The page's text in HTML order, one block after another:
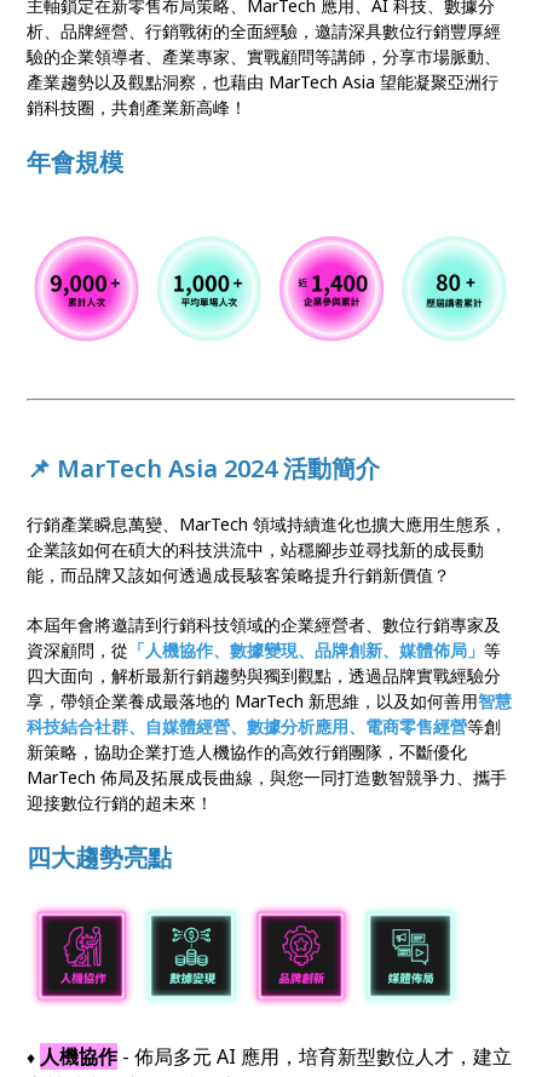
主軸鎖定在新零售布局策略、MarTech 應用、AI 科技、數據分
析、品牌經營、行銷戰術的全面經驗，邀請深具數位行銷豐厚經
驗的企業領導者、產業專家、實戰顧問等講師，分享市場脈動、
產業趨勢以及觀點洞察，也藉由 MarTech Asia 望能凝聚亞洲行
銷科技圈，共創產業新高峰！
年會規模
📌 MarTech Asia 2024 活動簡介
行銷產業瞬息萬變、MarTech 領域持續進化也擴大應用生態系，
企業該如何在碩大的科技洪流中，站穩腳步並尋找新的成長動
能，而品牌又該如何透過成長駭客策略提升行銷新價值？
本屆年會將邀請到行銷科技領域的企業經營者、數位行銷專家及
資深顧問，從 「人機協作、數據變現、品牌創新、媒體佈局」等
四大面向，解析最新行銷趨勢與獨到觀點，透過品牌實戰經驗分
享，帶領企業養成最落地的 MarTech 新思維，以及如何善用智慧
科技結合社群、自媒體經營、數據分析應用、電商零售經營等創
新策略，協助企業打造人機協作的高效行銷團隊，不斷優化
MarTech 佈局及拓展成長曲線，與您一同打造數智競爭力、攜手
迎接數位行銷的超未來！
四大趨勢亮點
♦︎ 人機協作- 佈局多元 AI 應用，培育新型數位人才，建立